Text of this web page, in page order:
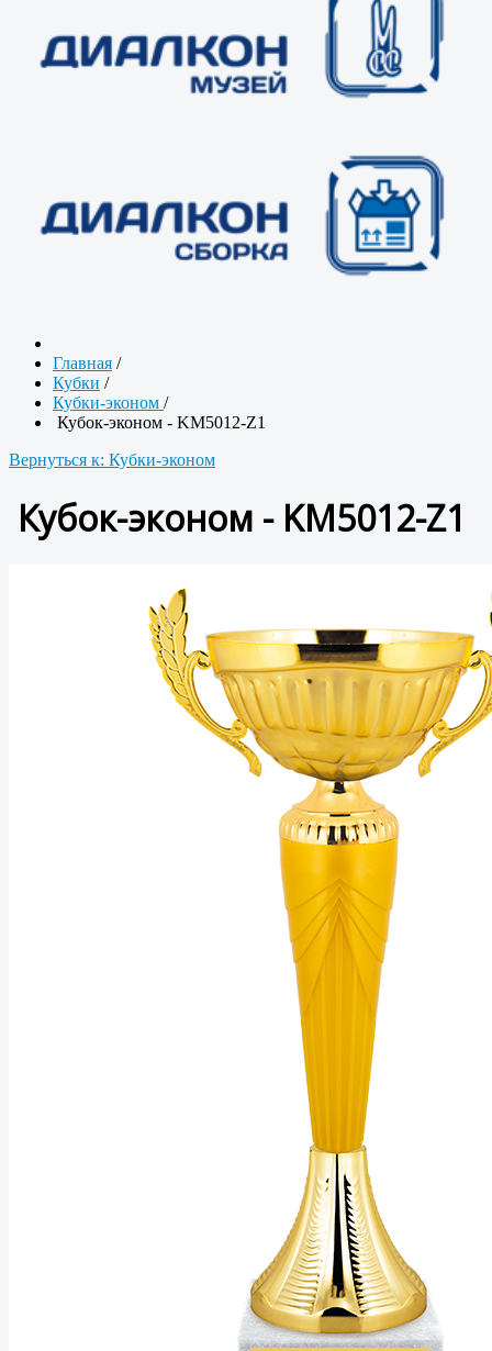
Главная /
Кубки /
Кубки-эконом /
Кубок-эконом - KM5012-Z1
Вернуться к: Кубки-эконом
Кубок-эконом - KM5012-Z1